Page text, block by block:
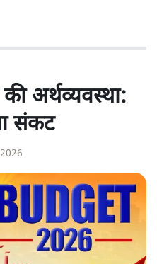
अर्थव्यवस्था:
संकट